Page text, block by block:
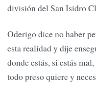
división del San Isidro
Oderigo dice no haber
esta realidad y dije
donde estás, si estás
todo preso quiere y